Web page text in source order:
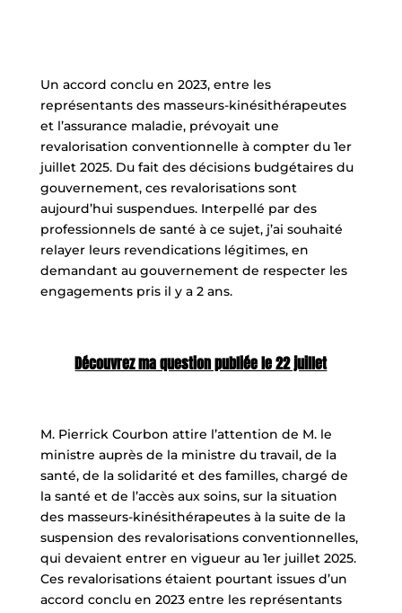
Un accord conclu en 2023, entre les
représentants des masseurs-kinésithérapeutes
et l’assurance maladie, prévoyait une
revalorisation conventionnelle à compter du 1er
juillet 2025. Du fait des décisions budgétaires du
gouvernement, ces revalorisations sont
aujourd’hui suspendues. Interpellé par des
professionnels de santé à ce sujet, j’ai souhaité
relayer leurs revendications légitimes, en
demandant au gouvernement de respecter les
engagements pris il y a 2 ans.
Découvrez ma question publiée le 22 juillet
M. Pierrick Courbon attire l’attention de M. le
ministre auprès de la ministre du travail, de la
santé, de la solidarité et des familles, chargé de
la santé et de l’accès aux soins, sur la situation
des masseurs-kinésithérapeutes à la suite de la
suspension des revalorisations conventionnelles,
qui devaient entrer en vigueur au 1er juillet 2025.
Ces revalorisations étaient pourtant issues d’un
accord conclu en 2023 entre les représentants